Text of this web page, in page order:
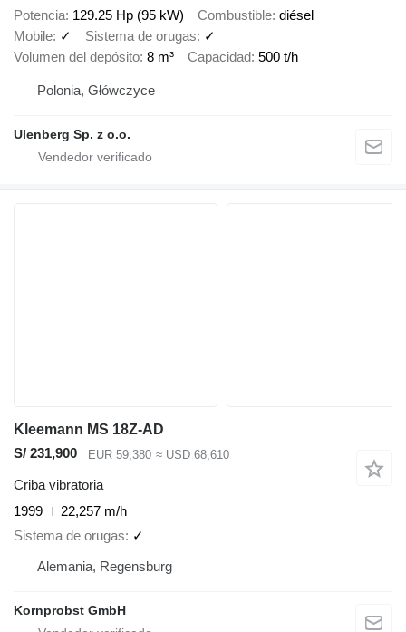
Potencia 129.25 Hp (95 kW) Combustible diésel
Mobile ✓ Sistema de orugas
✓
Volumen del depósito 8 m³ Capacidad 500 t/h
Polonia, Główczyce
Ulenberg Sp. z o.o.
Kleemann MS 18Z-AD
S/ 231,900
EUR 59,380 ≈ USD 68,610
Criba vibratoria
1999
22,257 m/h
Sistema de orugas
✓
Alemania, Regensburg
Kornprobst GmbH